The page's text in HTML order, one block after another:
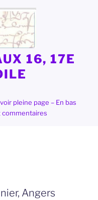
16, 17E
pleine page – En bas
commentaires
Angers